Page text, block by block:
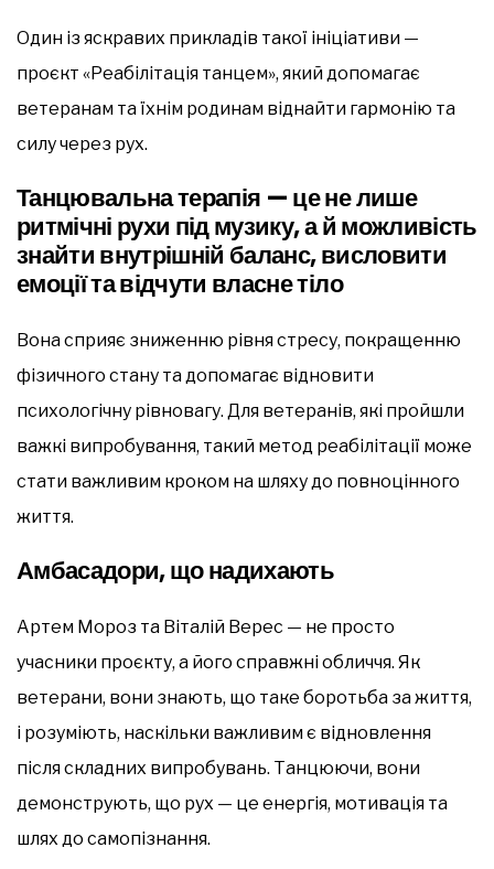
Один із яскравих прикладів такої ініціативи —
проєкт «Реабілітація танцем», який допомагає
ветеранам та їхнім родинам віднайти гармонію та
силу через рух.
Танцювальна терапія — це не лише
ритмічні рухи під музику, а й можливість
знайти внутрішній баланс, висловити
емоції та відчути власне тіло
Вона сприяє зниженню рівня стресу, покращенню
фізичного стану та допомагає відновити
психологічну рівновагу. Для ветеранів, які пройшли
важкі випробування, такий метод реабілітації може
стати важливим кроком на шляху до повноцінного
життя.
Амбасадори, що надихають
Артем Мороз та Віталій Верес — не просто
учасники проєкту, а його справжні обличчя. Як
ветерани, вони знають, що таке боротьба за життя,
і розуміють, наскільки важливим є відновлення
після складних випробувань. Танцюючи, вони
демонструють, що рух — це енергія, мотивація та
шлях до самопізнання.